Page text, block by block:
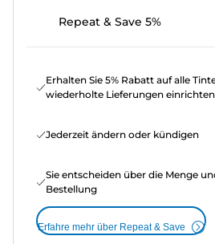
Repeat & Save 5%
Erhalten Sie 5% Rabatt auf alle
wiederholte Lieferungen einrichten
Jederzeit ändern oder kündigen
Sie entscheiden über die Menge
Bestellung
Erfahre mehr über Repeat & Save